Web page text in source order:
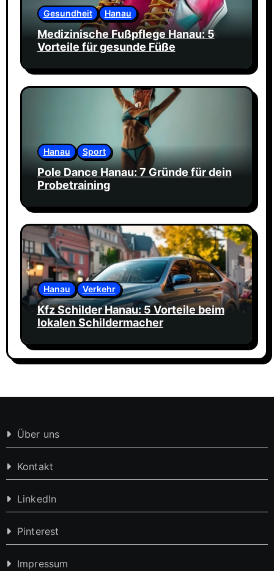
Gesundheit Hanau
Medizinische Fußpflege Hanau: 5
Vorteile für gesunde Füße
Hanau Sport
Pole Dance Hanau: 7 Gründe für dein
Probetraining
Hanau Verkehr
Kfz Schilder Hanau: 5 Vorteile beim
lokalen Schildermacher
Über uns
Kontakt
LinkedIn
Pinterest
Impressum